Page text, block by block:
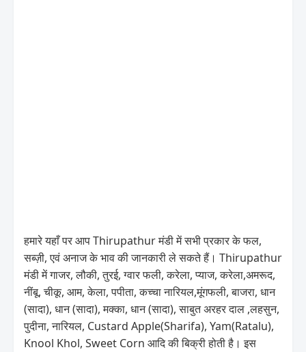
हमारे यहाँ पर आप Thirupathur मंडी में सभी प्रकार के फल,
सब्ज़ी, एवं अनाज के भाव की जानकारी ले सकते हैं। Thirupathur
मंडी में गाजर, लौकी, तुरई, ग्वार फली, करेला, प्याज, करेला,अमरूद,
नींबू, चीकू, आम, केला, पपीता, कच्चा नारियल,मूंगफली, बाजरा, धान
(सादा), धान (सादा), मक्का, धान (सादा), साबुत अरहर दाल ,लहसुन,
पुदीना, नारियल, Custard Apple(Sharifa), Yam(Ratalu),
Knool Khol, Sweet Corn आदि की बिक्री होती है। इस